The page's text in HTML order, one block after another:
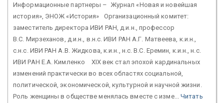
Информационные партнеры – Журнал «Новая и новейшая
история», ЭНОЖ «История» Организационный комитет:
заместитель директора ИВИ РАН, д.и.н., профессор
В.С. Мирзеханов, д.и.н., в.н.с. ИВИ РАН А.Г. Матвеева, к.и.н.,
с.н.с. ИВИ РАН А.В. Жидкова, к.и.н., н.с. В.С. Еремин, к.и.н., н.с.
ИВИ РАН Е.А. Кимленко XIX век стал эпохой кардинальных
изменений практически во всех областях социальной,
политической, экономической, культурной и научной жизни.
Роль женщины в обществе менялась вместе с изме... Читать